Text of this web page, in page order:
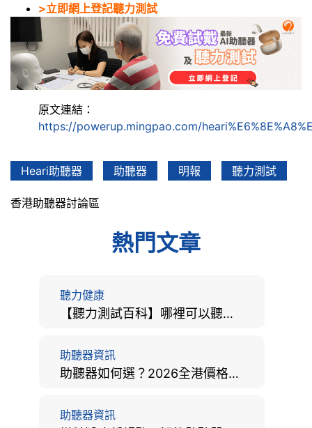
>立即網上登記聽力測試
原文連結：
https://powerup.mingpao.com/
Heari助聽器 助聽器 明報 聽力測試
香港助聽器討論區
熱門文章
聽力健康
【聽力測試百科】哪裡可以聽力檢查？費用、標準、流程、在家聽力檢測與iPhone測試全攻略
助聽器資訊
助聽器如何選？2026全港價格比較、款式分析及老人選購全攻略
助聽器資訊